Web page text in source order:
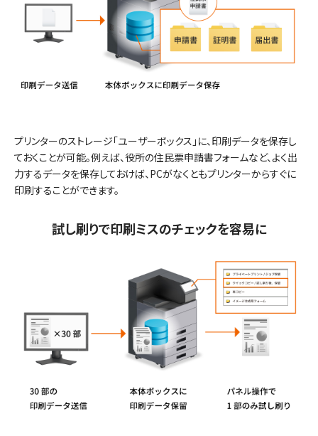
プリンターのストレージ「ユーザーボックス」に、印刷データを保存し
ておくことが可能。例えば、役所の住民票申請書フォームなど、よく出
力するデータを保存しておけば、PCがなくともプリンターからすぐに
印刷することができます。
試し刷りで印刷ミスのチェックを容易に